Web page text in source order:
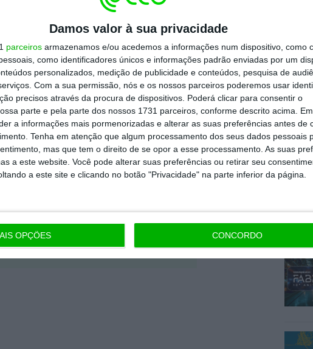
Damos valor à sua privacidade
parceiros armazenamos e/ou acedemos a informações num dispositivo, como
como identificadores únicos e informações padrão enviadas por um
personalizados, medição de publicidade e conteúdos, pesquisa de
Com a sua permissão, nós e os nossos parceiros poderemos usar
precisos através da procura de dispositivos. Poderá clicar para consentir o
parte e pela parte dos nossos 1731 parceiros, conforme descrito acima. Em
a informações mais pormenorizadas e alterar as suas preferências antes de
Tenha em atenção que algum processamento dos seus dados pessoais
mas que tem o direito de se opor a esse processamento. As suas
a este website. Você pode alterar suas preferências ou retirar seu
a este site e clicando no botão "Privacidade" na parte inferior da página.
OPÇÕES CONCORDO
é mais importante do que
e rigoroso.
e tenha acesso a notícias
às reportagens e especiais que
apoiar o ECO e os seus
é o jornalismo independente,
os planos